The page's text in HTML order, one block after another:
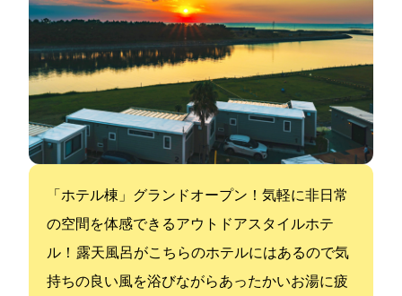
4/17「ホテル棟」グランドオープン！気軽に非日常
の空間を体感できるアウトドアスタイルホテ
ル！ 露天風呂がこちらのホテルにはあるので気
持ちの良い風を浴びながらあったかいお湯に疲